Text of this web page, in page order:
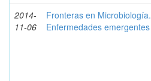
2014-
11-06
Fronteras en Microbiología.
Enfermedades emergentes